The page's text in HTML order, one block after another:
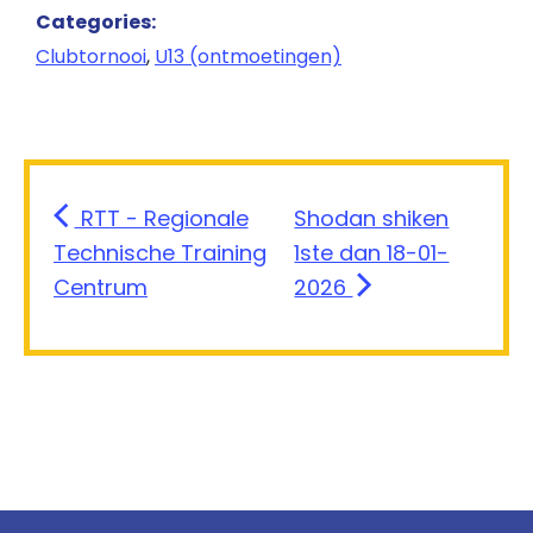
Categories:
Clubtornooi, U13 (ontmoetingen)
RTT - Regionale
Technische Training
Centrum
Shodan shiken
1ste dan 18-01-
2026